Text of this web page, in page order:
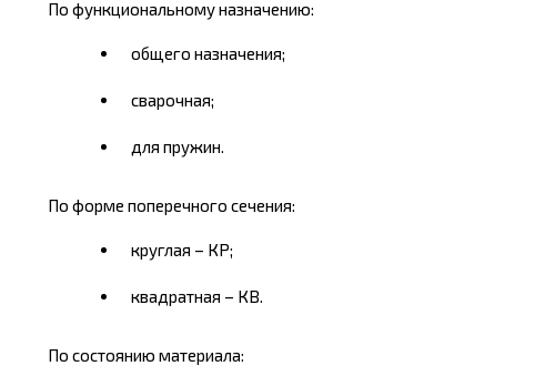
По функциональному назначению:
общего назначения;
сварочная;
для пружин.
По форме поперечного сечения:
круглая – КР;
квадратная – КВ.
По состоянию материала: